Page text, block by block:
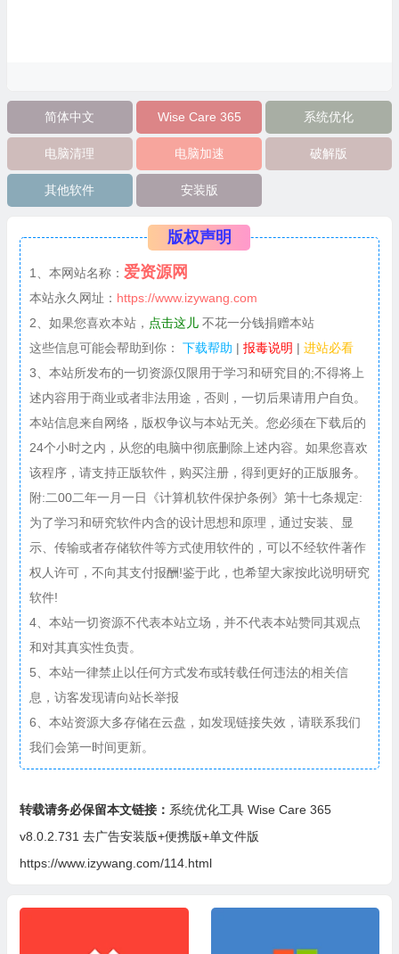
简体中文 Wise Care 365 系统优化
电脑清理 电脑加速 破解版
其他软件 安装版
版权声明
1、本网站名称： 爱资源网
本站永久网址： https://www.izywang.com
2、如果您喜欢本站， 点击这儿不花一分钱捐赠本站
这些信息可能会帮助到你：
下载帮助 | 报毒说明 | 进站必看
3、本站所发布的一切资源仅限用于学习和研究目的;不得将上
述内容用于商业或者非法用途，否则，一切后果请用户自负。
本站信息来自网络，版权争议与本站无关。您必须在下载后的
24个小时之内，从您的电脑中彻底删除上述内容。如果您喜欢
该程序，请支持正版软件，购买注册，得到更好的正版服务。
附:二00二年一月一日《计算机软件保护条例》第十七条规定:
为了学习和研究软件内含的设计思想和原理，通过安装、显
示、传输或者存储软件等方式使用软件的，可以不经软件著作
权人许可，不向其支付报酬!鉴于此，也希望大家按此说明研究
软件!
4、本站一切资源不代表本站立场，并不代表本站赞同其观点
和对其真实性负责。
5、本站一律禁止以任何方式发布或转载任何违法的相关信
息，访客发现请向站长举报
6、本站资源大多存储在云盘，如发现链接失效，请联系我们
我们会第一时间更新。
转载请务必保留本文链接： 系统优化工具 Wise Care 365
v8.0.2.731 去广告安装版+便携版+单文件版
https://www.izywang.com/114.html